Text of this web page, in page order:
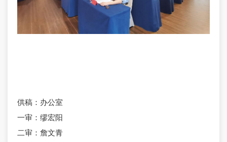
供稿：办公室
一审：缪宏阳
二审：詹文青